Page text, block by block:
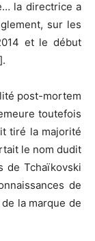
la directrice a
sur les
et le début
post-mortem
toutefois
tiré la majorité
le nom dudit
de Tchaïkovski
de
la marque de